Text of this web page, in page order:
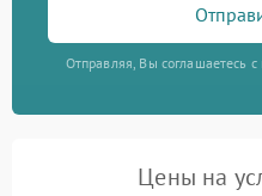
Отправляя, Вы соглашаетесь
Цены на